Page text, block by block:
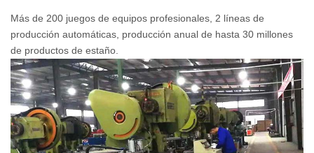
Más de 200 juegos de equipos profesionales, 2 líneas de
producción automáticas, producción anual de hasta 30 millones
de productos de estaño.